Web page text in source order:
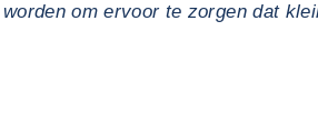
om ervoor te zorgen dat